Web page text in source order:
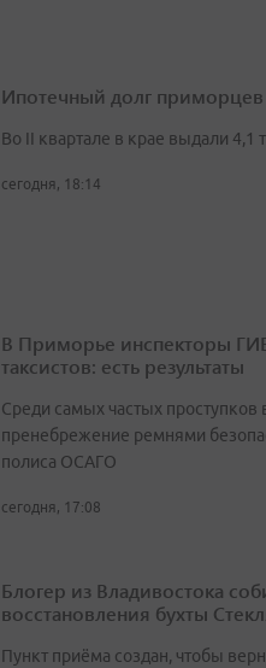
Ипотечный долг
Во II квартале в крае выдали 4,1
сегодня, 18:14
В Приморье инспекторы
таксистов: есть результаты
Среди самых частых проступков
пренебрежение ремнями
полиса ОСАГО
сегодня, 17:08
Блогер из Владивостока
восстановления бухты
Пункт приёма создан, чтобы